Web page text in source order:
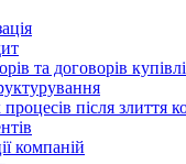
та договорів
після злиття
компаній